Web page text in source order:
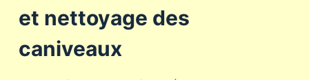
oet nettoyage des
caniveaux